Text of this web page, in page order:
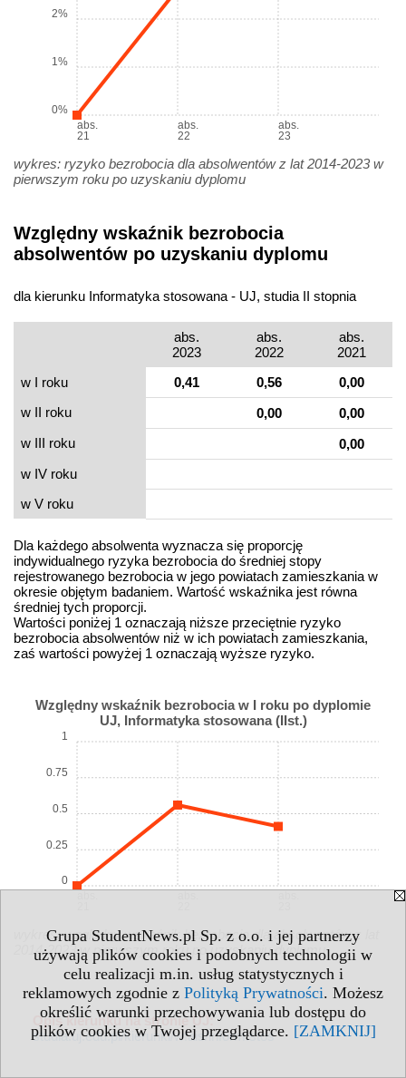
Grupa StudentNews.pl Sp. z o.o. i jej partnerzy
używają plików cookies i podobnych technologii w
celu realizacji m.in. usług statystycznych i
reklamowych zgodnie z Polityką Prywatności. Możesz
określić warunki przechowywania lub dostępu do
plików cookies w Twojej przeglądarce. [ZAMKNIJ]
abs.
21
abs.
22
abs.
23
0%
1%
2%
wykres: ryzyko bezrobocia dla absolwentów z lat 2014-2023 w
pierwszym roku po uzyskaniu dyplomu
Względny wskaźnik bezrobocia
absolwentów po uzyskaniu dyplomu
dla kierunku Informatyka stosowana - UJ, studia II stopnia
abs.
2023
abs.
2022
abs.
2021
w I roku
0,41 0,56
0,00
w II roku
0,00
0,00
w III roku
0,00
w IV roku
w V roku
Dla każdego absolwenta wyznacza się proporcję
indywidualnego ryzyka bezrobocia do średniej stopy
rejestrowanego bezrobocia w jego powiatach zamieszkania w
okresie objętym badaniem. Wartość wskaźnika jest równa
średniej tych proporcji.
Wartości poniżej 1 oznaczają niższe przeciętnie ryzyko
bezrobocia absolwentów niż w ich powiatach zamieszkania,
zaś wartości powyżej 1 oznaczają wyższe ryzyko.
Względny wskaźnik bezrobocia w I roku po dyplomie
UJ, Informatyka stosowana (IIst.)
0
0.25
0.5
0.75
1
wykres: względny wskaźnik bezrobocia dla absolwentów z lat
2014-2023 w pierwszym roku po uzyskaniu dyplomu
Opis kierunku na stronie UJ:
studia.uj.edu.pl/kierunki/wfais/inform.stos